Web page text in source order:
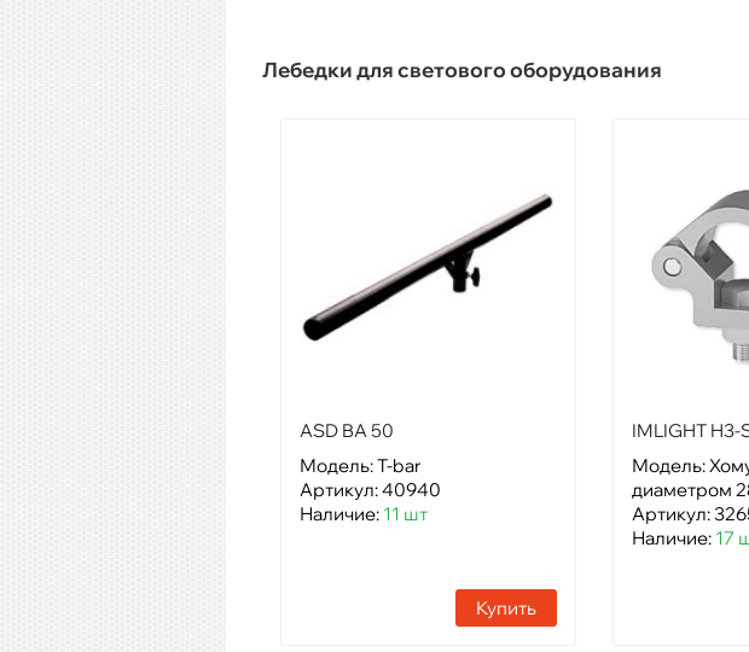
Лебедки для светового оборудования
ASD BA 50
Модель: T-bar
Артикул: 40940
Наличие: 11 шт
Купить
IMLIGHT H3-
Модель:
диаметром
Артикул:
Наличие: 17